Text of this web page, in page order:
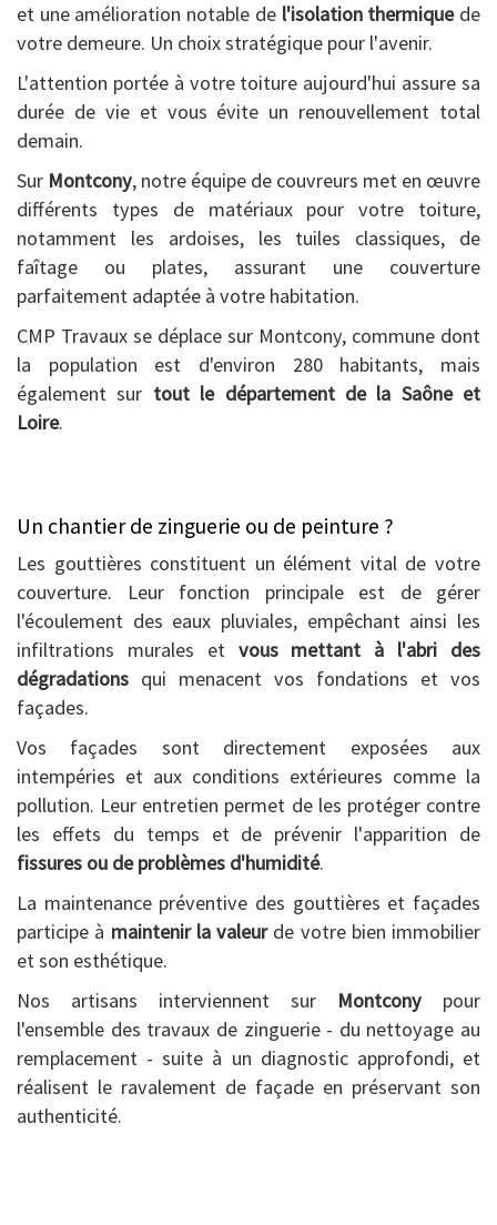
et une amélioration notable de l'isolation thermiquede
votre demeure. Un choix stratégique pour l'avenir.
L'attention portée à votre toiture aujourd'hui assure sa
durée de vie et vous évite un renouvellement total
demain.
Sur Montcony, notre équipe de couvreurs met en œuvre
différents types de matériaux pour votre toiture,
notamment les ardoises, les tuiles classiques, de
faîtage ou plates, assurant une couverture
parfaitement adaptée à votre habitation.
CMP Travaux se déplace sur Montcony, commune dont
la population est d'environ 280 habitants, mais
également sur tout le département de la Saône et
Loire.
Un chantier de zinguerie ou de peinture ?
Les gouttières constituent un élément vital de votre
couverture. Leur fonction principale est de gérer
l'écoulement des eaux pluviales, empêchant ainsi les
infiltrations murales et vous mettant à l'abri des
dégradations qui menacent vos fondations et vos
façades.
Vos façades sont directement exposées aux
intempéries et aux conditions extérieures comme la
pollution. Leur entretien permet de les protéger contre
les effets du temps et de prévenir l'apparition de
fissures ou de problèmes d'humidité.
La maintenance préventive des gouttières et façades
participe à maintenir la valeurde votre bien immobilier
et son esthétique.
Nos artisans interviennent sur Montcony pour
l'ensemble des travaux de zinguerie - du nettoyage au
remplacement - suite à un diagnostic approfondi, et
réalisent le ravalement de façade en préservant son
authenticité.